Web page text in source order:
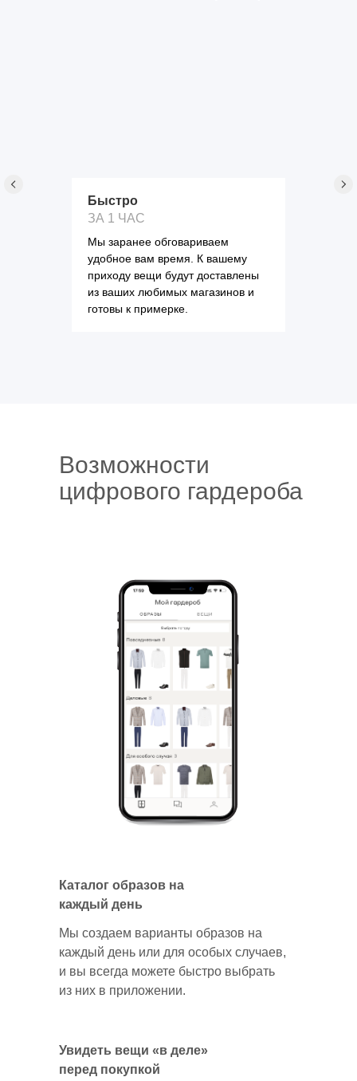
Быстро
ЗА 1 ЧАС
Мы заранее обговариваем
удобное вам время. К вашему
приходу вещи будут доставлены
из ваших любимых магазинов и
готовы к примерке.
Каталог образов на
каждый день
Возможности
цифрового гардероба
Мы создаем варианты образов на
каждый день или для особых случаев,
и вы всегда можете быстро выбрать
из них в приложении.
Увидеть вещи «в деле»
перед покупкой